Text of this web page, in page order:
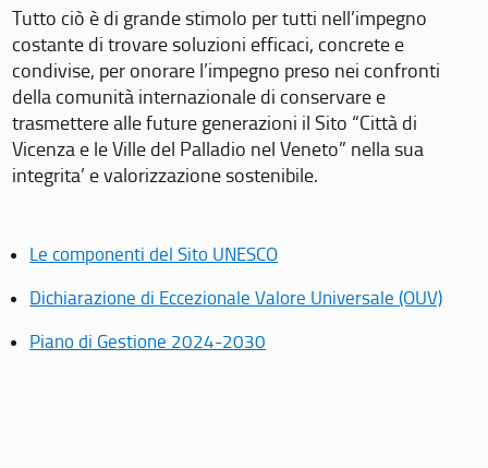
Tutto ciò è di grande stimolo per tutti nell’impegno
costante di trovare soluzioni efficaci, concrete e
condivise, per onorare l’impegno preso nei confronti
della comunità internazionale di conservare e
trasmettere alle future generazioni il Sito “Città di
Vicenza e le Ville del Palladio nel Veneto” nella sua
integrita’ e valorizzazione sostenibile.
Le componenti del Sito UNESCO
Dichiarazione di Eccezionale Valore Universale (OUV)
Piano di Gestione 2024-2030